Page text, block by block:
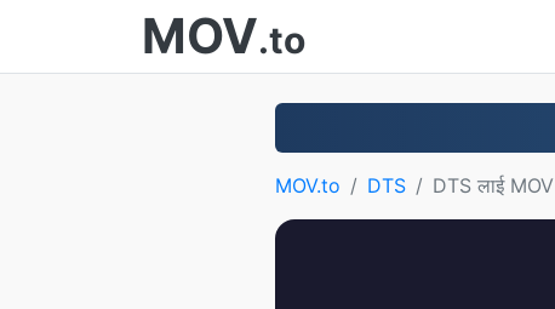
MOV.to
MOV.to DTS DTS लाई MOV